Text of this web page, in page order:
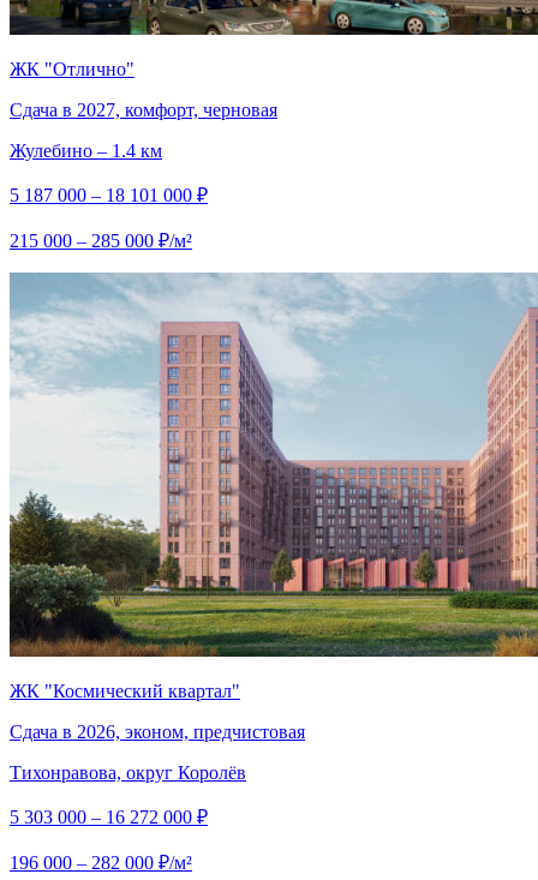
ЖК "Отлично"
Сдача в 2027, комфорт, черновая
Жулебино – 1.4 км
5 187 000 – 18 101 000 ₽
215 000 – 285 000 ₽/м²
ЖК "Космический квартал"
Сдача в 2026, эконом, предчистовая
Тихонравова, округ Королёв
5 303 000 – 16 272 000 ₽
196 000 – 282 000 ₽/м²